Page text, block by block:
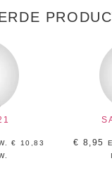
€
10,83
€ 8,95